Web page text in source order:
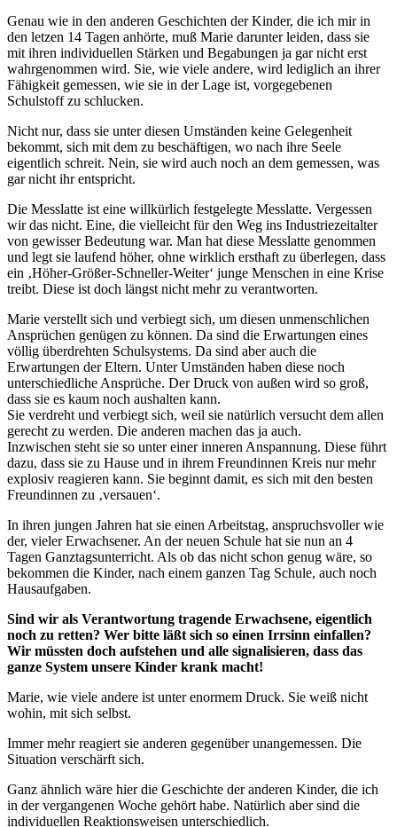
Genau wie in den anderen Geschichten der Kinder, die ich mir in
den letzen 14 Tagen anhörte, muß Marie darunter leiden, dass sie
mit ihren individuellen Stärken und Begabungen ja gar nicht erst
wahrgenommen wird. Sie, wie viele andere, wird lediglich an ihrer
Fähigkeit gemessen, wie sie in der Lage ist, vorgegebenen
Schulstoff zu schlucken.
Nicht nur, dass sie unter diesen Umständen keine Gelegenheit
bekommt, sich mit dem zu beschäftigen, wo nach ihre Seele
eigentlich schreit. Nein, sie wird auch noch an dem gemessen, was
gar nicht ihr entspricht.
Die Messlatte ist eine willkürlich festgelegte Messlatte. Vergessen
wir das nicht. Eine, die vielleicht für den Weg ins Industriezeitalter
von gewisser Bedeutung war. Man hat diese Messlatte genommen
und legt sie laufend höher, ohne wirklich ersthaft zu überlegen, dass
ein ‚Höher-Größer-Schneller-Weiter‘ junge Menschen in eine Krise
treibt. Diese ist doch längst nicht mehr zu verantworten.
Marie verstellt sich und verbiegt sich, um diesen unmenschlichen
Ansprüchen genügen zu können. Da sind die Erwartungen eines
völlig überdrehten Schulsystems. Da sind aber auch die
Erwartungen der Eltern. Unter Umständen haben diese noch
unterschiedliche Ansprüche. Der Druck von außen wird so groß,
dass sie es kaum noch aushalten kann.
Sie verdreht und verbiegt sich, weil sie natürlich versucht dem allen
gerecht zu werden. Die anderen machen das ja auch.
Inzwischen steht sie so unter einer inneren Anspannung. Diese führt
dazu, dass sie zu Hause und in ihrem Freundinnen Kreis nur mehr
explosiv reagieren kann. Sie beginnt damit, es sich mit den besten
Freundinnen zu ‚versauen‘.
In ihren jungen Jahren hat sie einen Arbeitstag, anspruchsvoller wie
der, vieler Erwachsener. An der neuen Schule hat sie nun an 4
Tagen Ganztagsunterricht. Als ob das nicht schon genug wäre, so
bekommen die Kinder, nach einem ganzen Tag Schule, auch noch
Hausaufgaben.
Sind wir als Verantwortung tragende Erwachsene, eigentlich
noch zu retten? Wer bitte läßt sich so einen Irrsinn einfallen?
Wir müssten doch aufstehen und alle signalisieren, dass das
ganze System unsere Kinder krank macht!
Marie, wie viele andere ist unter enormem Druck. Sie weiß nicht
wohin, mit sich selbst.
Immer mehr reagiert sie anderen gegenüber unangemessen. Die
Situation verschärft sich.
Ganz ähnlich wäre hier die Geschichte der anderen Kinder, die ich
in der vergangenen Woche gehört habe. Natürlich aber sind die
individuellen Reaktionsweisen unterschiedlich.